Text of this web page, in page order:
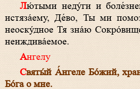
Лю́тыми неду́ги и боле́зненными страстьми́
истяза́ему, Де́­во, Ты ми
неоску́дное Тя зна́ю
неиждива́емое.
Ангелу
Свя­ты́й А́н­ге­ле Бо́­жий, храни́телю мой, моли́
Бо́­га о мне.